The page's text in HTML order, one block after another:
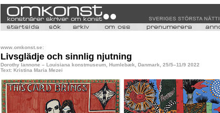
www.omkonst.se:
Livsglädje och sinnlig njutning
Dorothy Iannone – Louisiana konstmuseum, Humlebæk, Danmark, 25/5–11/9 2022
Text: Kristina Maria Mezei